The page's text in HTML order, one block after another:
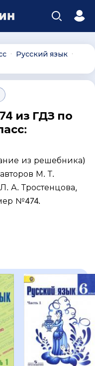
∙ Русский язык ∙
из ГДЗ по
из решебника)
М. Т.
А. Тростенцова,
№474.